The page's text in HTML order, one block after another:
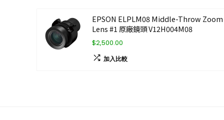
EPSON ELPLM08 Middle-Throw Zoom
Lens #1 原廠鏡頭 V12H004M08
$2,500.00
加入比較